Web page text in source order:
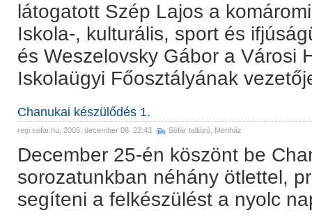
látogatott Szép Lajos a
Iskola-, kulturális, sport és
és Weszelovsky Gábor a Városi
Iskolaügyi Főosztályának
Chanukai készülődés 1.
regi.sofar.hu , 2005. december 08. 22:43 Sófár tallózó Menház
December 25-én köszönt be
sorozatunkban néhány ötlettel,
segíteni a felkészülést a nyolc